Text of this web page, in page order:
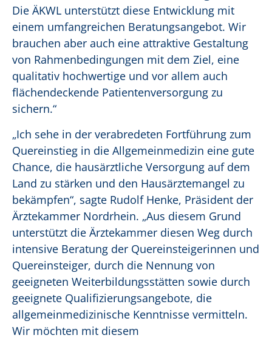
Die ÄKWL unterstützt diese Entwicklung mit
einem umfangreichen Beratungsangebot. Wir
brauchen aber auch eine attraktive Gestaltung
von Rahmenbedingungen mit dem Ziel, eine
qualitativ hochwertige und vor allem auch
flächendeckende Patientenversorgung zu
sichern.“
„Ich sehe in der verabredeten Fortführung zum
Quereinstieg in die Allgemeinmedizin eine gute
Chance, die hausärztliche Versorgung auf dem
Land zu stärken und den Hausärztemangel zu
bekämpfen“, sagte Rudolf Henke, Präsident der
Ärztekammer Nordrhein. „Aus diesem Grund
unterstützt die Ärztekammer diesen Weg durch
intensive Beratung der Quereinsteigerinnen und
Quereinsteiger, durch die Nennung von
geeigneten Weiterbildungsstätten sowie durch
geeignete Qualifizierungsangebote, die
allgemeinmedizinische Kenntnisse vermitteln.
Wir möchten mit diesem